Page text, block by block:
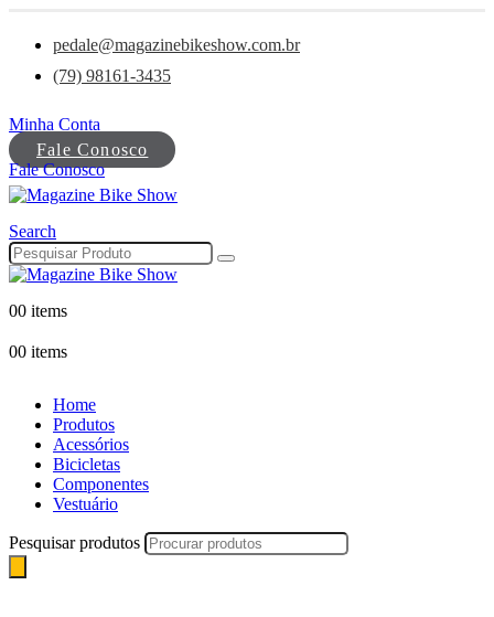
pedale@magazinebikeshow.com.br
(79) 98161-3435
Minha Conta
Fale Conosco
Fale Conosco
Search
00 items
00 items
Home
Produtos
Acessórios
Bicicletas
Componentes
Vestuário
Pesquisar produtos